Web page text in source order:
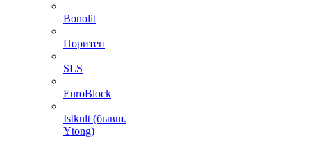
Bonolit
Поритеп
SLS
EuroBlock
Istkult (бывш.
Ytong)